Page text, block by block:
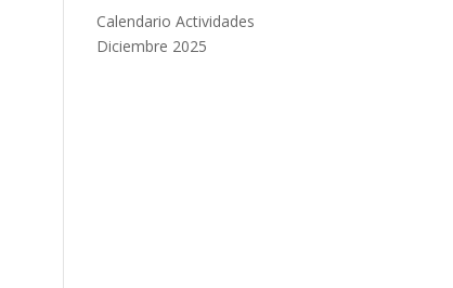
Calendario Actividades
Diciembre 2025